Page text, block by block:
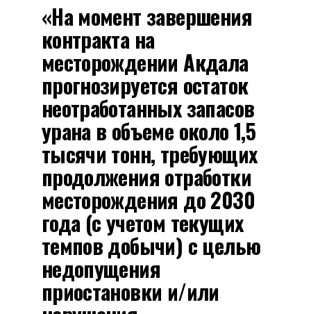
«На момент завершения
контракта на
месторождении Акдала
прогнозируется остаток
неотработанных запасов
урана в объеме около 1,5
тысячи тонн, требующих
продолжения отработки
месторождения до 2030
года (с учетом текущих
темпов добычи) с целью
недопущения
приостановки и/или